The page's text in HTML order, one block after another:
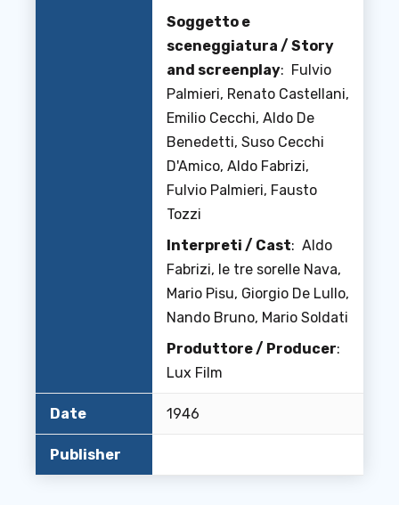
Soggetto e
sceneggiatura / Story
and screenplay: Fulvio
Palmieri, Renato Castellani,
Emilio Cecchi, Aldo De
Benedetti, Suso Cecchi
D'Amico, Aldo Fabrizi,
Fulvio Palmieri, Fausto
Tozzi
Interpreti / Cast: Aldo
Fabrizi, le tre sorelle Nava,
Mario Pisu, Giorgio De Lullo,
Nando Bruno, Mario Soldati
Produttore / Producer:
Lux Film
Date 1946
Publisher